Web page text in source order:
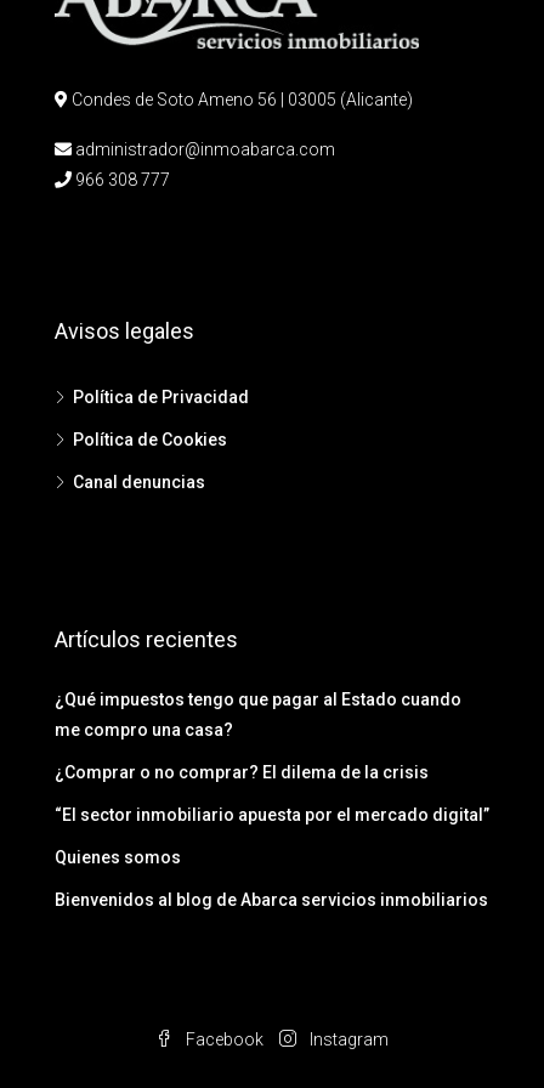
Condes de Soto Ameno 56 | 03005 (Alicante)
administrador@inmoabarca.com
966 308 777
Avisos legales
Política de Privacidad
Política de Cookies
Canal denuncias
Artículos recientes
¿Qué impuestos tengo que pagar al Estado cuando
me compro una casa?
¿Comprar o no comprar? El dilema de la crisis
“El sector inmobiliario apuesta por el mercado digital”
Quienes somos
Bienvenidos al blog de Abarca servicios inmobiliarios
Facebook Instagram